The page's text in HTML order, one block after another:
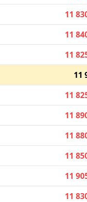
11
11
11
11
11
11
11
11
11
11